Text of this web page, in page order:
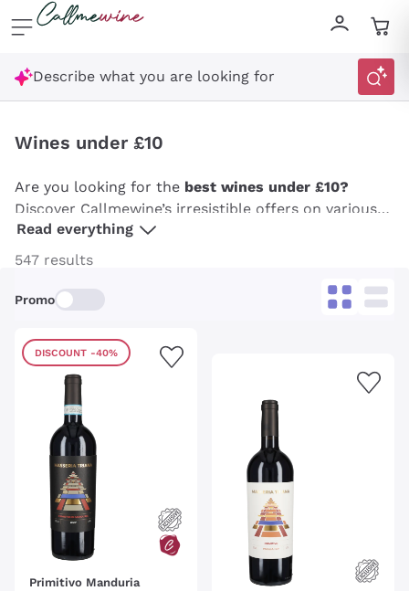
Skip to content
Describe what you are looking for
Wines under £10
Are you looking for the best wines under £10?
Discover Callmewine’s irresistible offers on various
wines: from fresh, aromatic whites to rich, full-
bodied reds, refined rosés, and lively sparkling wines.
Italian wines, French wines, and more, all under £10.
of having your favourite wines delivered straight to
your door, always at the best price!
Read everything
547 results
Promo
DISCOUNT -40%
Primitivo Manduria